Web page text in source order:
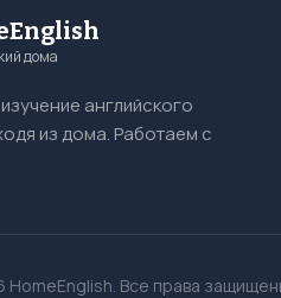
дома
английского
из дома. Работаем с
Все права